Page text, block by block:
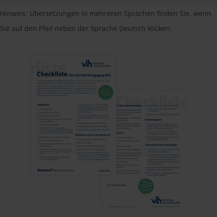
Hinweis: Übersetzungen in mehreren Sprachen finden Sie, wenn
Sie auf den Pfeil neben der Sprache Deutsch klicken.